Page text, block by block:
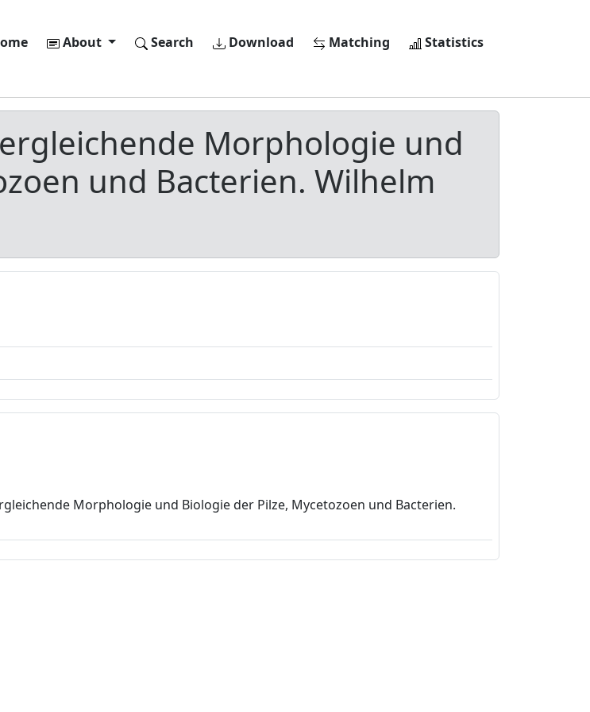
About Search Download Matching Statistics
Morphologie und
und Bacterien. Wilhelm
Morphologie und Biologie der Pilze, Mycetozoen und Bacterien.